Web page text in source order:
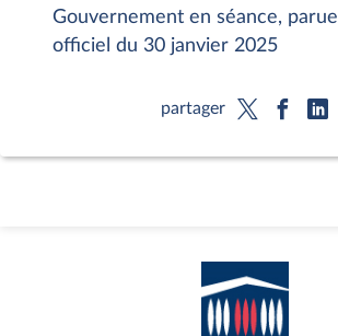
Gouvernement en séance, parue
officiel du 30 janvier 2025
partager